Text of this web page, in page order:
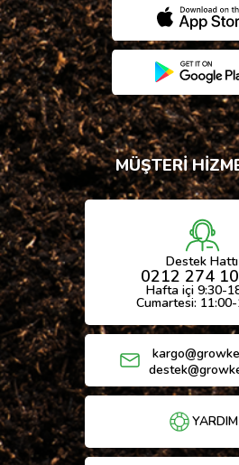
MÜŞTERİ
Destek Hattı
0212 274
Hafta içi 9:30-
Cumartesi:
YARDIM